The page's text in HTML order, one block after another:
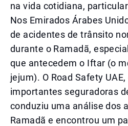
na vida cotidiana,
Nos Emirados Árabes
de acidentes de trânsito
durante o Ramadã,
que antecedem o Iftar (o
jejum). O Road Safety
importantes seguradoras
conduziu uma análise dos
Ramadã e encontrou um